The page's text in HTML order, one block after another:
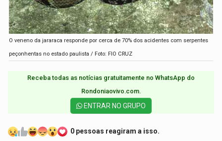
O veneno da jararaca responde por cerca de 70% dos acidentes com serpentes
peçonhentas no estado paulista / Foto: FIO CRUZ
Receba todas as notícias gratuitamente no WhatsApp do
Rondoniaovivo.com.​
ENTRAR NO GRUPO
0 pessoas reagiram a isso.